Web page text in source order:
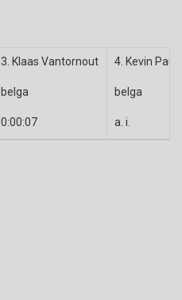
3. Klaas Vantornout
belga
0:00:07
4. Kevin
belga
a. i.